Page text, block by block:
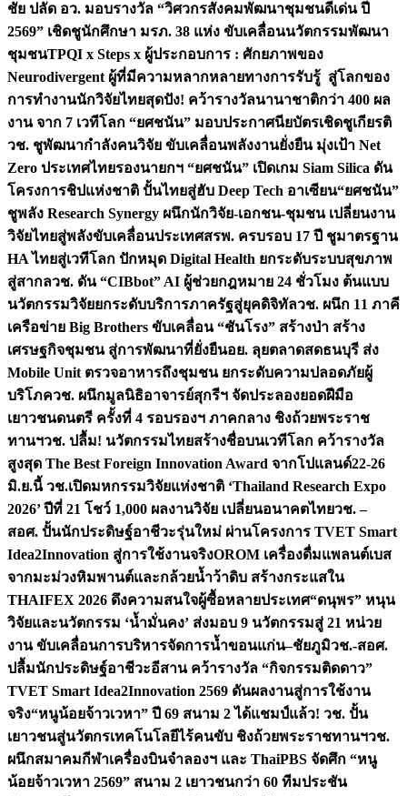
ชัย ปลัด อว. มอบรางวัล “วิศวกรสังคมพัฒนาชุมชนดีเด่น ปี
2569” เชิดชูนักศึกษา มรภ. 38 แห่ง ขับเคลื่อนนวัตกรรมพัฒนา
ชุมชนTPQI x Steps x ผู้ประกอบการ : ศักยภาพของ
Neurodivergent ผู้ที่มีความหลากหลายทางการรับรู้ สู่โลกของ
การทำงานนักวิจัยไทยสุดปัง! คว้ารางวัลนานาชาติกว่า 400 ผล
งาน จาก 7 เวทีโลก “ยศชนัน” มอบประกาศนียบัตรเชิดชูเกียรติ
วช. ชูพัฒนากำลังคนวิจัย ขับเคลื่อนพลังงานยั่งยืน มุ่งเป้า Net
Zero ประเทศไทยรองนายกฯ “ยศชนัน” เปิดเกม Siam Silica ดัน
โครงการชิปแห่งชาติ ปั้นไทยสู่ฮับ Deep Tech อาเซียน“ยศชนัน”
ชูพลัง Research Synergy ผนึกนักวิจัย-เอกชน-ชุมชน เปลี่ยนงาน
วิจัยไทยสู่พลังขับเคลื่อนประเทศสรพ. ครบรอบ 17 ปี ชูมาตรฐาน
HA ไทยสู่เวทีโลก ปักหมุด Digital Health ยกระดับระบบสุขภาพ
สู่สากลวช. ดัน “CIBbot” AI ผู้ช่วยกฎหมาย 24 ชั่วโมง ต้นแบบ
นวัตกรรมวิจัยยกระดับบริการภาครัฐสู่ยุคดิจิทัลวช. ผนึก 11 ภาคี
เครือข่าย Big Brothers ขับเคลื่อน “ชันโรง” สร้างป่า สร้าง
เศรษฐกิจชุมชน สู่การพัฒนาที่ยั่งยืนอย. ลุยตลาดสดธนบุรี ส่ง
Mobile Unit ตรวจอาหารถึงชุมชน ยกระดับความปลอดภัยผู้
บริโภควช. ผนึกมูลนิธิอาจารย์สุกรีฯ จัดประลองยอดฝีมือ
เยาวชนดนตรี ครั้งที่ 4 รอบรองฯ ภาคกลาง ชิงถ้วยพระราช
ทานฯวช. ปลื้ม! นวัตกรรมไทยสร้างชื่อบนเวทีโลก คว้ารางวัล
สูงสุด The Best Foreign Innovation Award จากโปแลนด์22-26
มิ.ย.นี้ วช.เปิดมหกรรมวิจัยแห่งชาติ ‘Thailand Research Expo
2026’ ปีที่ 21 โชว์ 1,000 ผลงานวิจัย เปลี่ยนอนาคตไทยวช. –
สอศ. ปั้นนักประดิษฐ์อาชีวะรุ่นใหม่ ผ่านโครงการ TVET Smart
Idea2Innovation สู่การใช้งานจริงOROM เครื่องดื่มแพลนต์เบส
จากมะม่วงหิมพานต์และกล้วยน้ำว้าดิบ สร้างกระแสใน
THAIFEX 2026 ดึงความสนใจผู้ซื้อหลายประเทศ“ดนุพร” หนุน
วิจัยและนวัตกรรม ‘น้ำมั่นคง’ ส่งมอบ 9 นวัตกรรมสู่ 21 หน่วย
งาน ขับเคลื่อนการบริหารจัดการน้ำขอนแก่น–ชัยภูมิวช.-สอศ.
ปลื้มนักประดิษฐ์อาชีวะอีสาน คว้ารางวัล “กิจกรรมติดดาว”
TVET Smart Idea2Innovation 2569 ดันผลงานสู่การใช้งาน
จริง“หนูน้อยจ้าวเวหา” ปี 69 สนาม 2 ได้แชมป์แล้ว! วช. ปั้น
เยาวชนสู่นวัตกรเทคโนโลยีไร้คนขับ ชิงถ้วยพระราชทานฯวช.
ผนึกสมาคมกีฬาเครื่องบินจำลองฯ และ ThaiPBS จัดศึก “หนู
น้อยจ้าวเวหา 2569” สนาม 2 เยาวชนกว่า 60 ทีมประชัน